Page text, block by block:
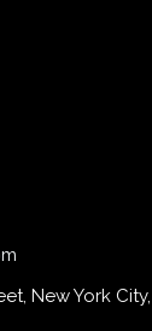
New York